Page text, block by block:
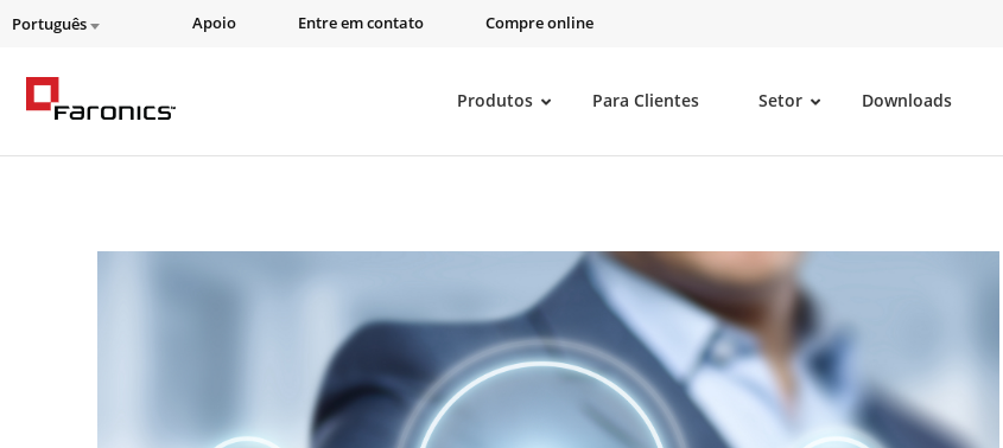
Português Apoio Entre em contato Compre online
Produtos Para Clientes Setor Downloads